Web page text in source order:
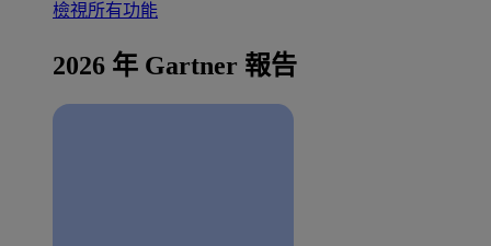
檢視所有功能
2026 年 Gartner 報告